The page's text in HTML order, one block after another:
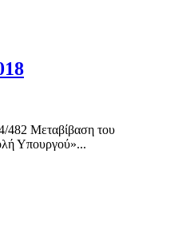
Μεταβίβαση του
Υπουργού»...